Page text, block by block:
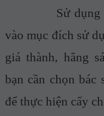
Sử dụng loại
vào mục đích sử
giá thành, hãng
bạn cần chọn bác
để thực hiện cấy